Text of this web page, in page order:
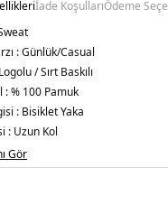
İade KoşullarıÖdeme
:Günlük/Casual
Logolu / Sırt Baskılı
:% 100 Pamuk
: Bisiklet Yaka
: Uzun Kol
:Relaxed Fit
Türkiye
Gör